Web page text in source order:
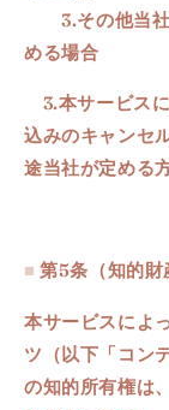
3.その他当
める場合
3.本サービス
込みのキャンセ
途当社が定める
■第5条（知的財
本サービスによ
ツ（以下「コン
の知的所有権は